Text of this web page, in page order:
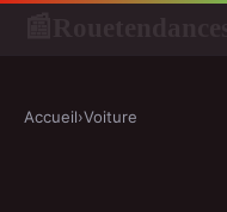
Accueil›Voiture